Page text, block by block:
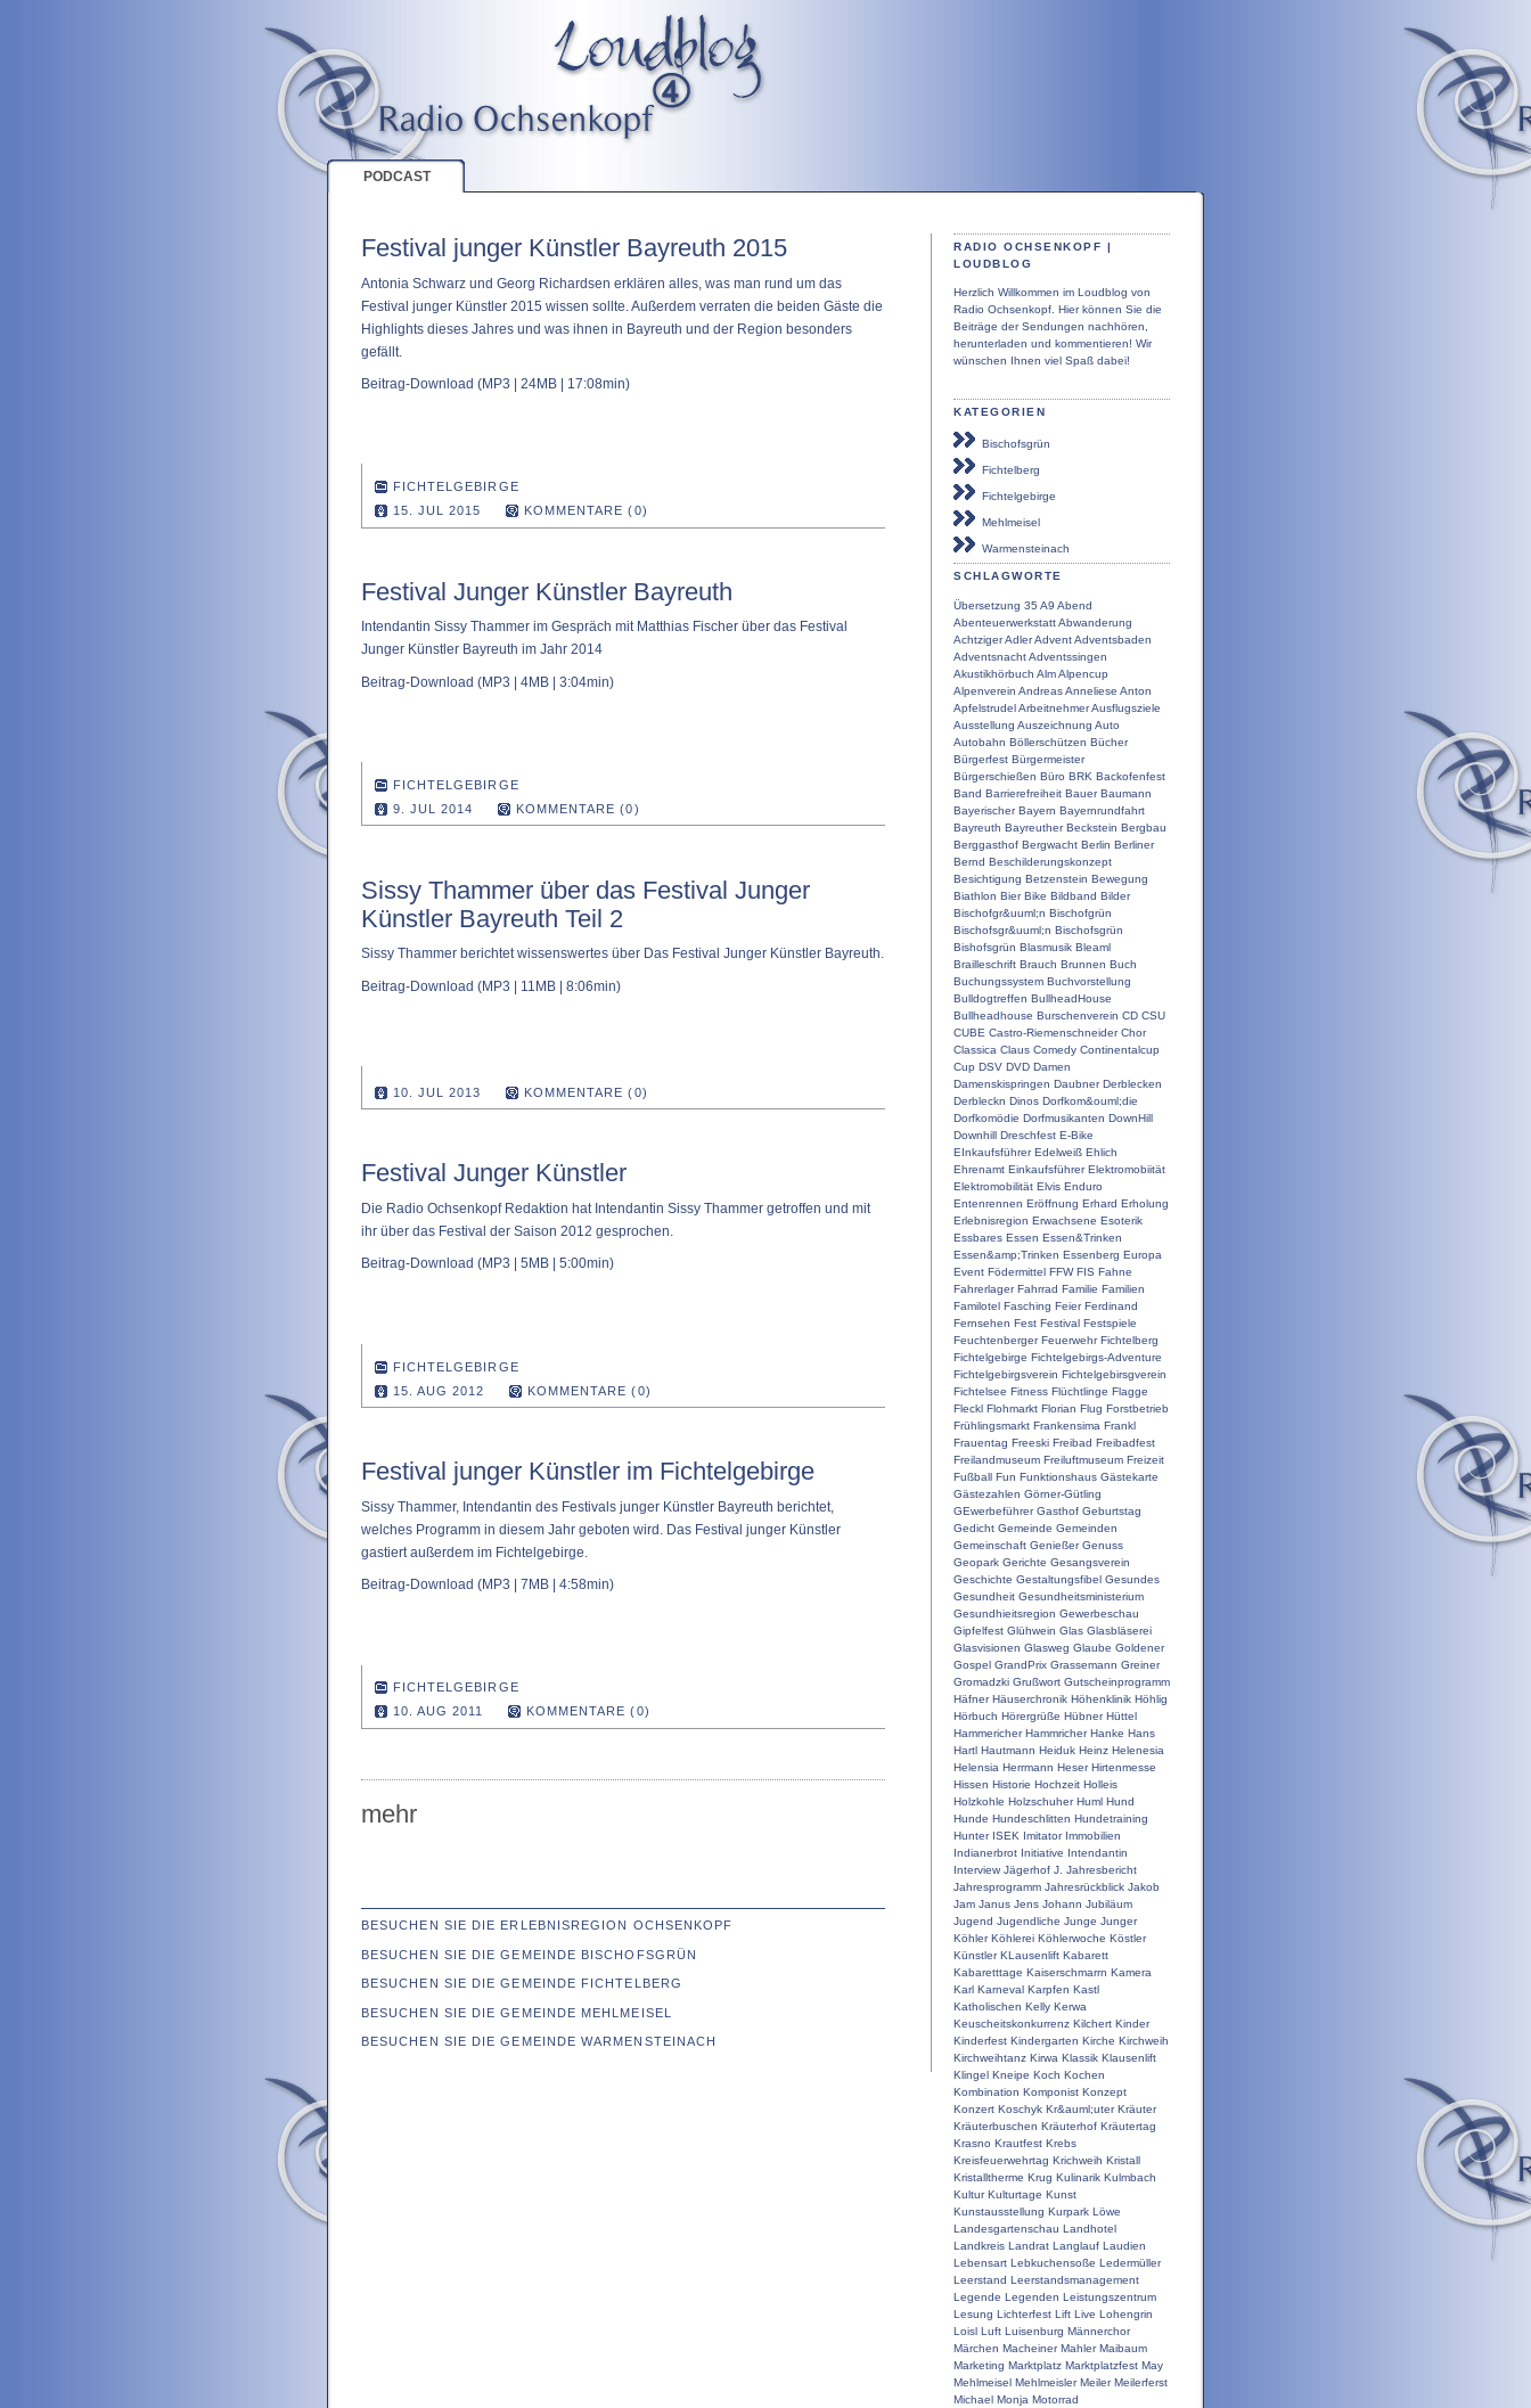
PODCAST
RADIO OCHSENKOPF |
LOUDBLOG
Herzlich Willkommen im Loudblog von
Radio Ochsenkopf. Hier können Sie die
Beiträge der Sendungen nachhören,
herunterladen und kommentieren! Wir
wünschen Ihnen viel Spaß dabei!
KATEGORIEN
Bischofsgrün
Fichtelberg
Fichtelgebirge
Mehlmeisel
Warmensteinach
SCHLAGWORTE
Übersetzung 35 A9 Abend
AbenteuerwerkstattAbwanderung
AchtzigerAdlerAdventAdventsbaden
AdventsnachtAdventssingen
Akustikhörbuch AlmAlpencup
Alpenverein AndreasAnneliese Anton
ApfelstrudelArbeitnehmerAusflugsziele
Ausstellung Auszeichnung Auto
Autobahn Böllerschützen Bücher
Bürgerfest Bürgermeister
Bürgerschießen Büro BRK Backofenfest
Band Barrierefreiheit Bauer Baumann
Bayerischer Bayern Bayernrundfahrt
Bayreuth Bayreuther Beckstein Bergbau
Berggasthof Bergwacht Berlin Berliner
Bernd Beschilderungskonzept
Besichtigung Betzenstein Bewegung
Biathlon Bier Bike Bildband Bilder
Bischofgr&uuml;n Bischofgrün
Bischofsgr&uuml;n Bischofsgrün
Bishofsgrün Blasmusik Bleaml
Brailleschrift Brauch Brunnen Buch
Buchungssystem Buchvorstellung
Bulldogtreffen BullheadHouse
Bullheadhouse Burschenverein CD CSU
CUBE Castro-Riemenschneider Chor
Classica Claus Comedy Continentalcup
Cup DSV DVD Damen
Damenskispringen Daubner Derblecken
Derbleckn Dinos Dorfkom&ouml;die
Dorfkomödie Dorfmusikanten DownHill
Downhill Dreschfest E-Bike
EInkaufsführer Edelweiß Ehlich
Ehrenamt Einkaufsführer Elektromobiität
Elektromobilität Elvis Enduro
Entenrennen Eröffnung Erhard Erholung
Erlebnisregion Erwachsene Esoterik
Essbares Essen Essen&Trinken
Essen&amp;Trinken Essenberg Europa
Event Födermittel FFW FIS Fahne
Fahrerlager Fahrrad Familie Familien
Familotel Fasching Feier Ferdinand
Fernsehen Fest Festival Festspiele
Feuchtenberger Feuerwehr Fichtelberg
Fichtelgebirge Fichtelgebirgs-Adventure
Fichtelgebirgsverein Fichtelgebirsgverein
Fichtelsee Fitness Flüchtlinge Flagge
Fleckl Flohmarkt Florian Flug Forstbetrieb
Frühlingsmarkt Frankensima Frankl
Frauentag Freeski Freibad Freibadfest
Freilandmuseum Freiluftmuseum Freizeit
Fußball Fun Funktionshaus Gästekarte
Gästezahlen Görner-Gütling
GEwerbeführer Gasthof Geburtstag
Gedicht Gemeinde Gemeinden
Gemeinschaft Genießer Genuss
Geopark Gerichte Gesangsverein
Geschichte Gestaltungsfibel Gesundes
Gesundheit Gesundheitsministerium
Gesundhieitsregion Gewerbeschau
Gipfelfest Glühwein Glas Glasbläserei
Glasvisionen Glasweg Glaube Goldener
Gospel GrandPrix Grassemann Greiner
Gromadzki Grußwort Gutscheinprogramm
Häfner Häuserchronik Höhenklinik Höhlig
Hörbuch Hörergrüße Hübner Hüttel
Hammericher Hammricher Hanke Hans
Hartl Hautmann Heiduk Heinz Helenesia
Helensia Herrmann Heser Hirtenmesse
Hissen Historie Hochzeit Holleis
Holzkohle Holzschuher Huml Hund
Hunde Hundeschlitten Hundetraining
Hunter ISEK Imitator Immobilien
Indianerbrot Initiative Intendantin
Interview Jägerhof J. Jahresbericht
Jahresprogramm Jahresrückblick Jakob
Jam Janus Jens Johann Jubiläum
Jugend Jugendliche Junge Junger
Köhler Köhlerei Köhlerwoche Köstler
Künstler KLausenlift Kabarett
Kabaretttage Kaiserschmarrn Kamera
Karl Karneval Karpfen Kastl
Katholischen Kelly Kerwa
Keuscheitskonkurrenz Kilchert Kinder
Kinderfest Kindergarten Kirche Kirchweih
Kirchweihtanz Kirwa Klassik Klausenlift
Klingel Kneipe Koch Kochen
Kombination Komponist Konzept
Konzert Koschyk Kr&auml;uter Kräuter
Kräuterbuschen Kräuterhof Kräutertag
Krasno Krautfest Krebs
Kreisfeuerwehrtag Krichweih Kristall
Kristalltherme Krug Kulinarik Kulmbach
Kultur Kulturtage Kunst
Kunstausstellung Kurpark Löwe
Landesgartenschau Landhotel
Landkreis Landrat Langlauf Laudien
Lebensart Lebkuchensoße Ledermüller
Leerstand Leerstandsmanagement
Legende Legenden Leistungszentrum
Lesung Lichterfest Lift Live Lohengrin
Loisl Luft Luisenburg Männerchor
Märchen Macheiner Mahler Maibaum
Marketing Marktplatz Marktplatzfest May
Mehlmeisel Mehlmeisler Meiler Meilerferst
Michael Monja Motorrad
Festival junger Künstler Bayreuth 2015
Antonia Schwarz und Georg Richardsen erklären alles, was man rund um das
Festival junger Künstler 2015 wissen sollte. Außerdem verraten die beiden Gäste die
Highlights dieses Jahres und was ihnen in Bayreuth und der Region besonders
gefällt.
Beitrag-Download (MP3 | 24MB | 17:08min)
FICHTELGEBIRGE
15. JUL 2015
KOMMENTARE (0)
Festival Junger Künstler Bayreuth
Intendantin Sissy Thammer im Gespräch mit Matthias Fischer über das Festival
Junger Künstler Bayreuth im Jahr 2014
Beitrag-Download (MP3 | 4MB | 3:04min)
FICHTELGEBIRGE
9. JUL 2014
KOMMENTARE (0)
Sissy Thammer über das Festival Junger
Künstler Bayreuth Teil 2
Sissy Thammer berichtet wissenswertes über Das Festival Junger Künstler Bayreuth.
Beitrag-Download (MP3 | 11MB | 8:06min)
10. JUL 2013 KOMMENTARE (0)
Festival Junger Künstler
Die Radio Ochsenkopf Redaktion hat Intendantin Sissy Thammer getroffen und mit
ihr über das Festival der Saison 2012 gesprochen.
Beitrag-Download (MP3 | 5MB | 5:00min)
FICHTELGEBIRGE
15. AUG 2012
KOMMENTARE (0)
Festival junger Künstler im Fichtelgebirge
Sissy Thammer, Intendantin des Festivals junger Künstler Bayreuth berichtet,
welches Programm in diesem Jahr geboten wird. Das Festival junger Künstler
gastiert außerdem im Fichtelgebirge.
Beitrag-Download (MP3 | 7MB | 4:58min)
FICHTELGEBIRGE
10. AUG 2011
KOMMENTARE (0)
mehr
BESUCHEN SIE DIE ERLEBNISREGION OCHSENKOPF
BESUCHEN SIE DIE GEMEINDE BISCHOFSGRÜN
BESUCHEN SIE DIE GEMEINDE FICHTELBERG
BESUCHEN SIE DIE GEMEINDE MEHLMEISEL
BESUCHEN SIE DIE GEMEINDE WARMENSTEINACH